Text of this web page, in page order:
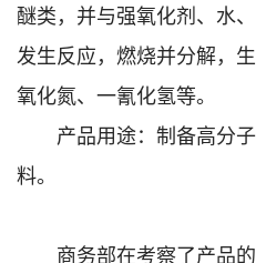
醚类，并与强氧化剂、水
发生反应，燃烧并分解，
氧化氮、一氰化氢等。
产品用途：制备高分子
料。
商务部在考察了产品的